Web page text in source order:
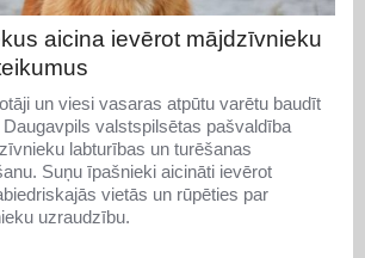
aicina ievērot mājdzīvnieku
un viesi vasaras atpūtu varētu baudīt
valstspilsētas pašvaldība
labturības un turēšanas
Suņu īpašnieki aicināti ievērot
vietās un rūpēties par
uzraudzību.